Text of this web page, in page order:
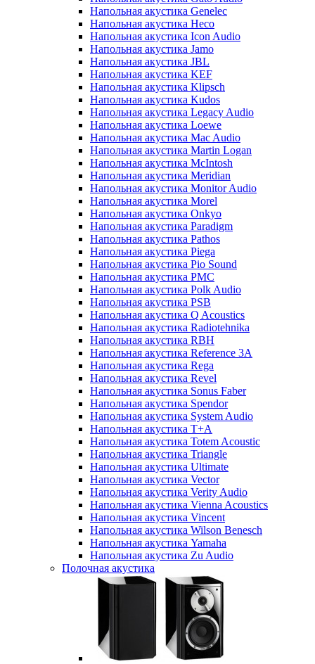
Напольная акустика Genelec
Напольная акустика Heco
Напольная акустика Icon Audio
Напольная акустика Jamo
Напольная акустика JBL
Напольная акустика KEF
Напольная акустика Klipsch
Напольная акустика Kudos
Напольная акустика Legacy Audio
Напольная акустика Loewe
Напольная акустика Mac Audio
Напольная акустика Martin Logan
Напольная акустика McIntosh
Напольная акустика Meridian
Напольная акустика Monitor Audio
Напольная акустика Morel
Напольная акустика Onkyo
Напольная акустика Paradigm
Напольная акустика Pathos
Напольная акустика Piega
Напольная акустика Pio Sound
Напольная акустика PMC
Напольная акустика Polk Audio
Напольная акустика PSB
Напольная акустика Q Acoustics
Напольная акустика Radiotehnika
Напольная акустика RBH
Напольная акустика Reference 3A
Напольная акустика Rega
Напольная акустика Revel
Напольная акустика Sonus Faber
Напольная акустика Spendor
Напольная акустика System Audio
Напольная акустика T+A
Напольная акустика Totem Acoustic
Напольная акустика Triangle
Напольная акустика Ultimate
Напольная акустика Vector
Напольная акустика Verity Audio
Напольная акустика Vienna Acoustics
Напольная акустика Vincent
Напольная акустика Wilson Benesch
Напольная акустика Yamaha
Напольная акустика Zu Audio
Полочная акустика